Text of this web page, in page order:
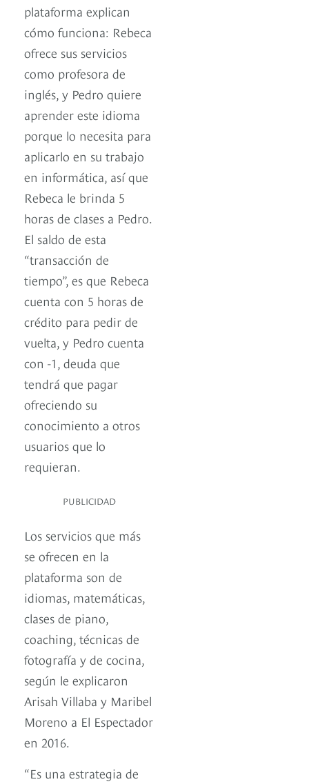
plataforma explican
cómo funciona: Rebeca
ofrece sus servicios
como profesora de
inglés, y Pedro quiere
aprender este idioma
porque lo necesita para
aplicarlo en su trabajo
en informática, así que
Rebeca le brinda 5
horas de clases a Pedro.
El saldo de esta
“transacción de
tiempo”, es que Rebeca
cuenta con 5 horas de
crédito para pedir de
vuelta, y Pedro cuenta
con -1, deuda que
tendrá que pagar
ofreciendo su
conocimiento a otros
usuarios que lo
requieran.
PUBLICIDAD
Los servicios que más
se ofrecen en la
plataforma son de
idiomas, matemáticas,
clases de piano,
coaching, técnicas de
fotografía y de cocina,
según le explicaron
Arisah Villaba y Maribel
Moreno a El Espectador
en 2016.
“Es una estrategia de